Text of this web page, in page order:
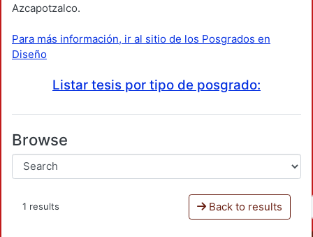
Azcapotzalco.
Para más información, ir al sitio de los Posgrados en
Diseño
Listar tesis por tipo de posgrado:
Browse
1 results Back to results